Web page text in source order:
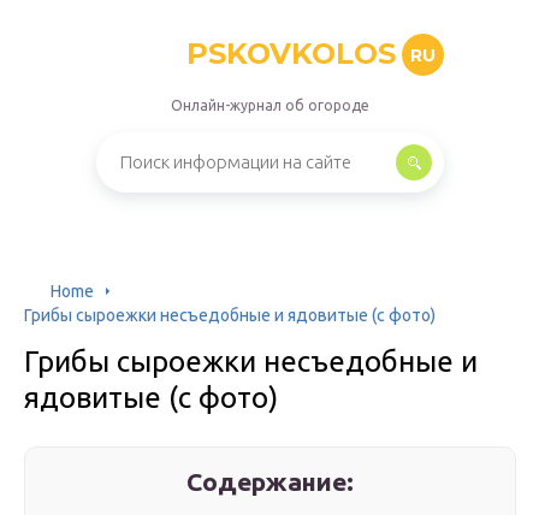
PSKOVKOLOS RU
Онлайн-журнал об огороде
Home
Грибы сыроежки несъедобные и ядовитые (с фото)
Грибы сыроежки несъедобные и
ядовитые (с фото)
Содержание: